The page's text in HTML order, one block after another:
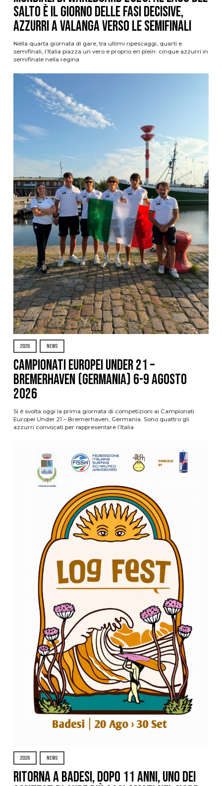
Salto è il giorno delle fasi decisive,
azzurri a valanga verso le semifinali
Nella quarta giornata di gare, tra ultimi ripescaggi, quarti e
semifinali, l’Italia piazza un vero e proprio en plein: cinque azzurri in
semifinale nella regina
2026 NEWS
Campionati Europei Under 21 –
Bremerhaven (Germania) 6-9 agosto
2026
Si è svolta oggi la prima giornata di competizioni ai Campionati
Europei Under 21 – Bremerhaven, Germania. Sono quattro gli
azzurri convocati per rappresentare l’Italia
2026 NEWS
Ritorna a Badesi, dopo 11 anni, uno dei